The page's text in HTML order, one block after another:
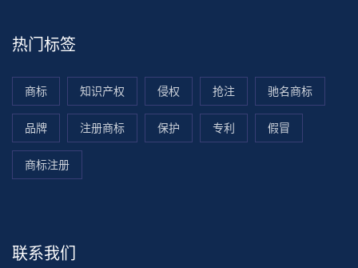
热门标签
商标 知识产权 侵权 抢注 驰名商标
品牌 注册商标 保护 专利 假冒
商标注册
联系我们